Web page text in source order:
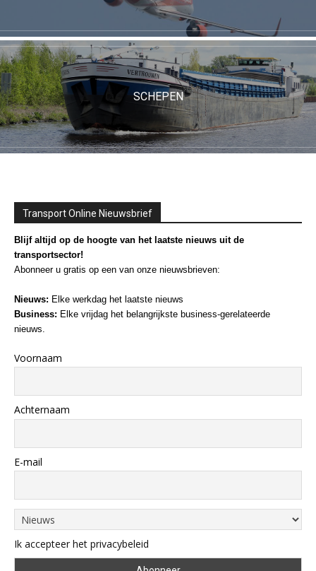
SCHEPEN
Transport Online Nieuwsbrief
Blijf altijd op de hoogte van het laatste nieuws uit de
transportsector!
Abonneer u gratis op een van onze nieuwsbrieven:
Nieuws: Elke werkdag het laatste nieuws
Business: Elke vrijdag het belangrijkste business-gerelateerde
nieuws.
Voornaam
Achternaam
E-mail
Ik accepteer het privacybeleid